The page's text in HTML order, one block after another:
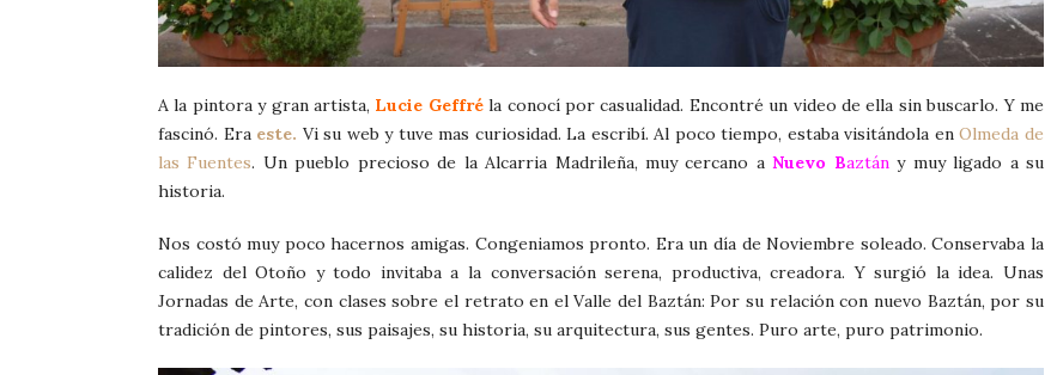
A la pintora y gran artista, Lucie Geffré la conocí por casualidad. Encontré un video de ella sin buscarlo. Y me
fascinó. Era este. Vi su web y tuve mas curiosidad. La escribí. Al poco tiempo, estaba visitándola enOlmeda de
las Fuentes. Un pueblo precioso de la Alcarria Madrileña, muy cercano a Nuevo Baztány muy ligado a su
historia.
Nos costó muy poco hacernos amigas. Congeniamos pronto. Era un día de Noviembre soleado. Conservaba la
calidez del Otoño y todo invitaba a la conversación serena, productiva, creadora. Y surgió la idea. Unas
Jornadas de Arte, con clases sobre el retrato en el Valle del Baztán: Por su relación con nuevo Baztán, por su
tradición de pintores, sus paisajes, su historia, su arquitectura, sus gentes. Puro arte, puro patrimonio.